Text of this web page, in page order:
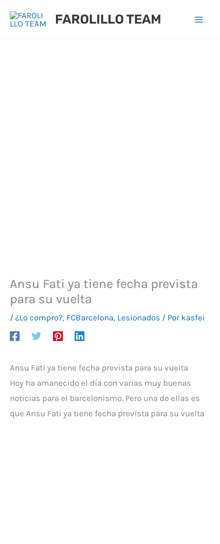
FAROLILLO TEAM
Ansu Fati ya tiene fecha prevista
para su vuelta
/ ¿Lo compro?, FCBarcelona, Lesionados / Por kasfei
Ansu Fati ya tiene fecha prevista para su vuelta
Hoy ha amanecido el día con varias muy buenas
noticias para el barcelonismo. Pero una de ellas es
que Ansu Fati ya tiene fecha prevista para su vuelta